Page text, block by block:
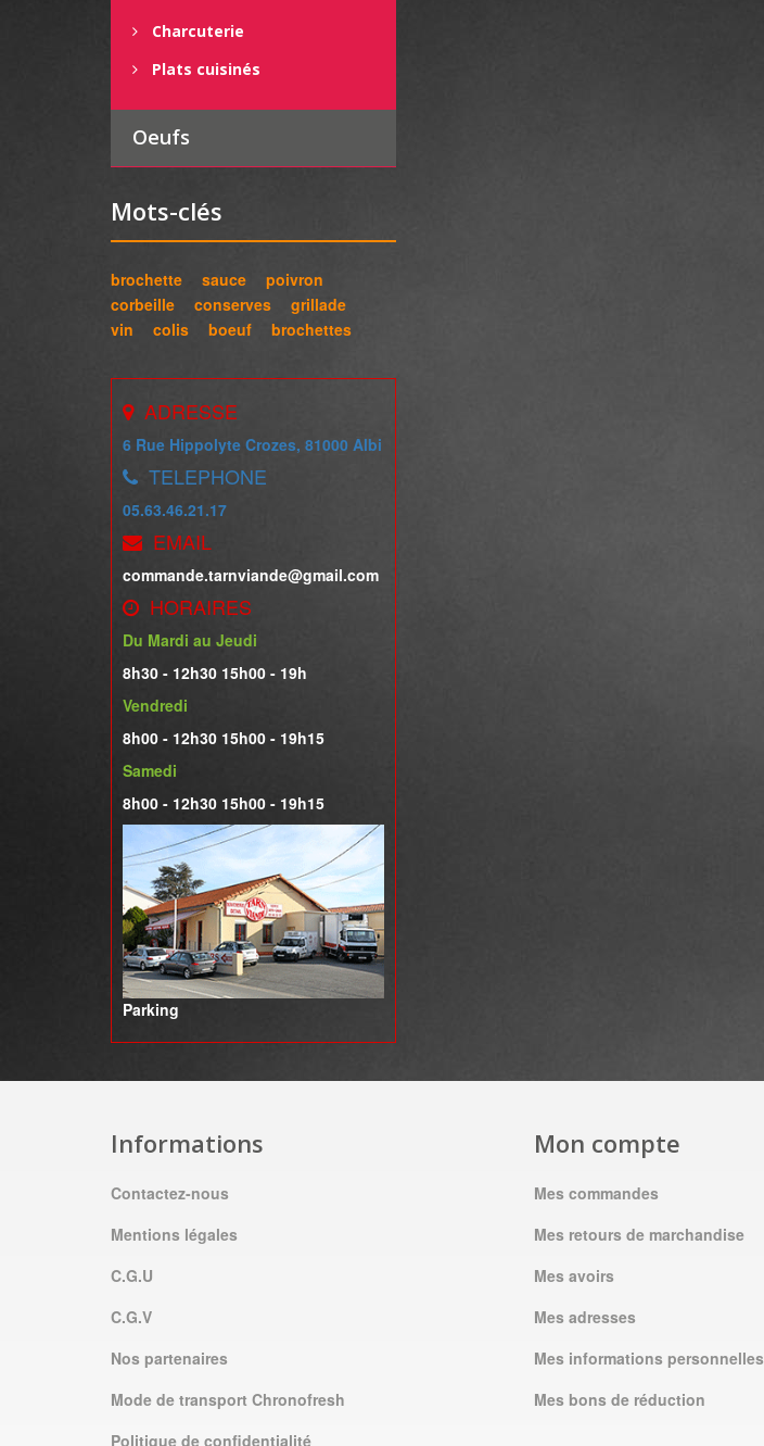
Charcuterie
Plats cuisinés
Oeufs
Mots-clés
brochette sauce
poivron
corbeille
conserves
grillade
vin
colis boeuf brochettes
ADRESSE
6 Rue Hippolyte Crozes, 81000 Albi
TELEPHONE
05.63.46.21.17
EMAIL
commande.tarnviande@gmail.com
HORAIRES
Du Mardi au Jeudi
8h30 - 12h30 15h00 - 19h
Vendredi
8h00 - 12h30 15h00 - 19h15
Samedi
8h00 - 12h30 15h00 - 19h15
Parking
Informations
Contactez-nous
Mentions légales
C.G.U
C.G.V
Nos partenaires
Mode de transport Chronofresh
Politique de confidentialité
Mon compte
Mes commandes
Mes retours de marchandise
Mes avoirs
Mes adresses
Mes informations personnelles
Mes bons de réduction